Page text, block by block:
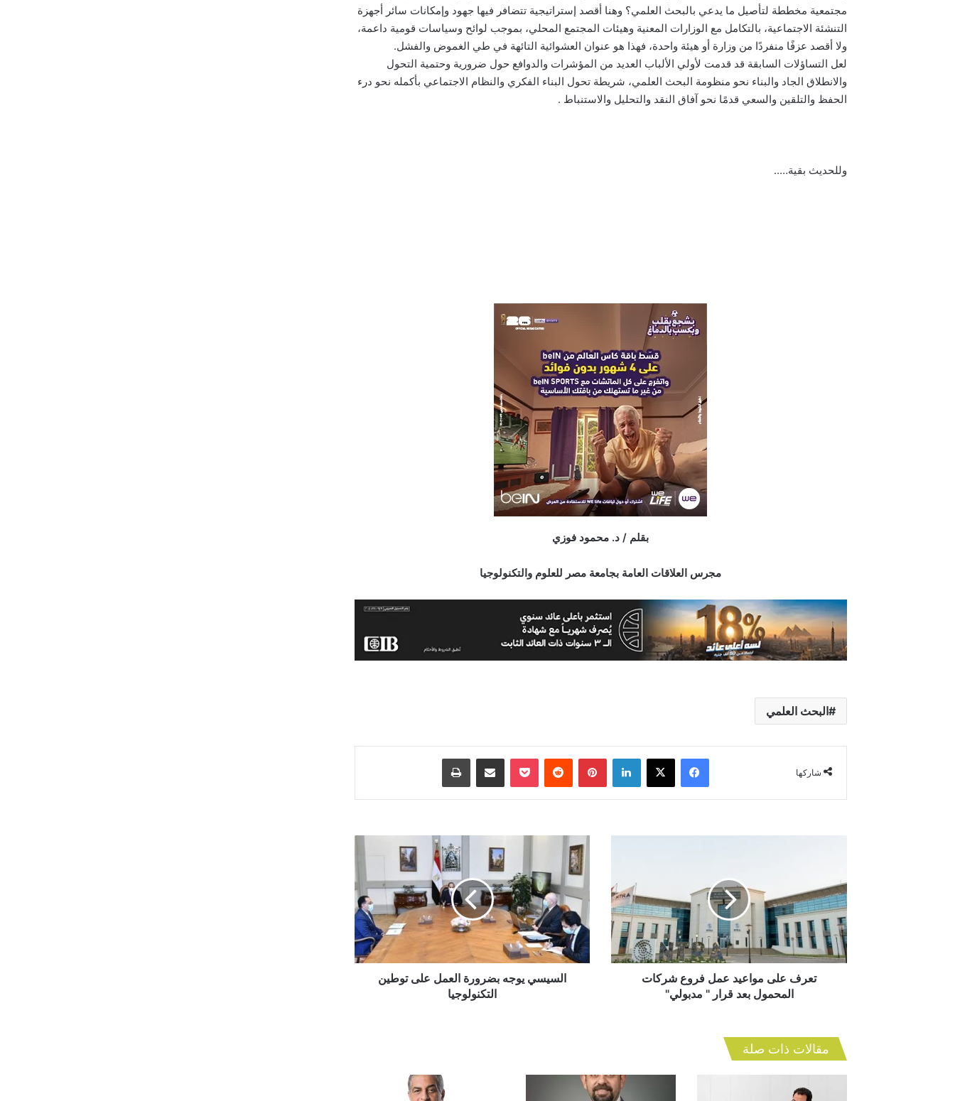
مجتمعية مخططة لتأصيل ما يدعي بالبحث العلمي؟ وهنا أقصد إستراتيجية تتضافر فيها جهود وإمكانات سائر أجهزة
التنشئة الاجتماعية، بالتكامل مع الوزارات المعنية وهيئات المجتمع المحلي، بموجب لوائح وسياسات قومية داعمة،
ولا أقصد عزفًا منفردًا من وزارة أو هيئة واحدة، فهذا هو عنوان العشوائية التائهة في طي الغموض والفشل.
لعل التساؤلات السابقة قد قدمت لأولي الألباب العديد من المؤشرات والدوافع حول ضرورية وحتمية التحول
والانطلاق الجاد والبناء نحو منظومة البحث العلمي، شريطة تحول البناء الفكري والنظام الاجتماعي بأكمله نحو درء
الحفظ والتلقين والسعي قدمًا نحو آفاق النقد والتحليل والاستنباط .
وللحديث بقية…..
بقلم / د. محمود فوزي
مجرس العلاقات العامة بجامعة مصر للعلوم والتكنولوجيا
البحث العلمي
شاركها
فيسبوك ‫X لينكدإن بينتيريست
‏Reddit
‫Pocket مشاركة عبر البريد طباعة
عمل
فروع
شركات
المحمول
بعد
قرار
تعرف على مواعيد عمل فروع شركات
المحمول بعد قرار " مدبولي"
السيسي
يوجه
بضرورة
العمل
على
توطين
التكنولوجيا
السيسي يوجه بضرورة العمل على توطين
التكنولوجيا
مقالات ذات صلة